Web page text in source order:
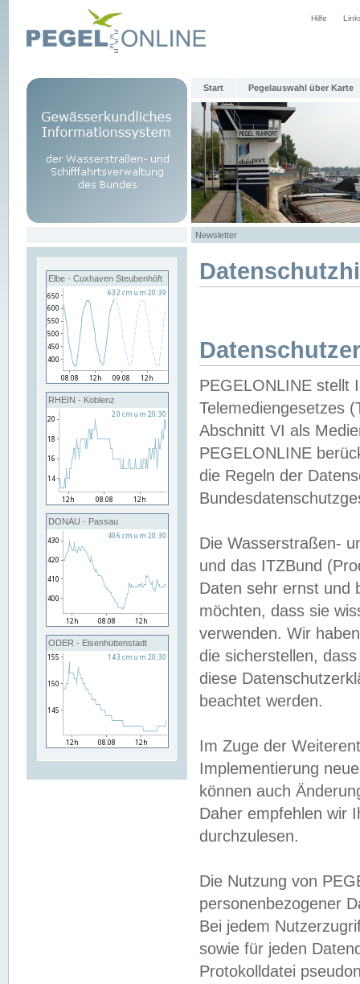
Hilfe
Start Pegelauswahl über Karte
Newsletter
Elbe - Cuxhaven Steubenhöft
RHEIN - Koblenz
DONAU - Passau
ODER - Eisenhüttenstadt
PEGELONLINE stellt
Telemediengesetzes
Abschnitt VI als
PEGELONLINE
die Regeln der
Die Wasserstraßen-
und das ITZBund
Daten sehr ernst und
möchten, dass sie
verwenden. Wir
die sicherstellen,
diese
beachtet werden.
Im Zuge der
Implementierung
können auch
Daher empfehlen wir
durchzulesen.
Die Nutzung von
personenbezogener
Bei jedem
sowie für jeden
Protokolldatei